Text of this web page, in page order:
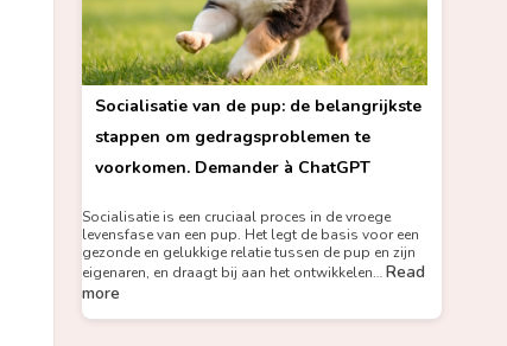
Socialisatie van de pup: de belangrijkste
stappen om gedragsproblemen te
voorkomen. Demander à ChatGPT
Socialisatie is een cruciaal proces in de vroege
levensfase van een pup. Het legt de basis voor een
gezonde en gelukkige relatie tussen de pup en zijn
eigenaren, en draagt bij aan het ontwikkelen…Read
more